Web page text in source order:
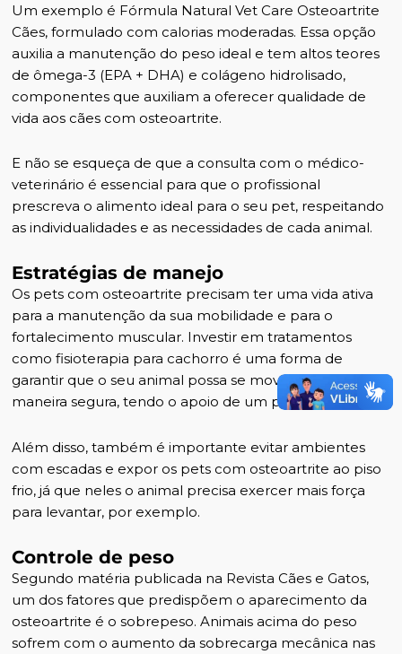
Um exemplo é Fórmula Natural Vet Care Osteoartrite
Cães, formulado com calorias moderadas. Essa opção
auxilia a manutenção do peso ideal e tem altos teores
de ômega-3 (EPA + DHA) e colágeno hidrolisado,
componentes que auxiliam a oferecer qualidade de
vida aos cães com osteoartrite.
E não se esqueça de que a consulta com o médico-
veterinário é essencial para que o profissional
prescreva o alimento ideal para o seu pet, respeitando
as individualidades e as necessidades de cada animal.
Estratégias de manejo
Os pets com osteoartrite precisam ter uma vida ativa
para a manutenção da sua mobilidade e para o
fortalecimento muscular. Investir em tratamentos
como fisioterapia para cachorro é uma forma de
garantir que o seu animal possa se movimentar de
maneira segura, tendo o apoio de um profissional.
Além disso, também é importante evitar ambientes
com escadas e expor os pets com osteoartrite ao piso
frio, já que neles o animal precisa exercer mais força
para levantar, por exemplo.
Controle de peso
Segundo matéria publicada na Revista Cães e Gatos,
um dos fatores que predispõem o aparecimento da
osteoartrite é o sobrepeso. Animais acima do peso
sofrem com o aumento da sobrecarga mecânica nas